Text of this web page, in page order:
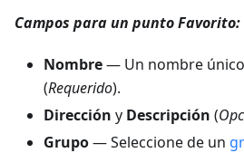
Campos para un punto Favorito:
Nombre— Un nombre
(Requerido).
Dirección y Descripción (
Grupo— Seleccione de un